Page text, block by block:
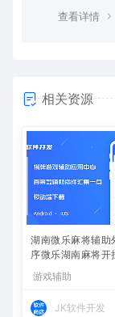
查看详情
相关资源
湖南微乐麻将辅助
序微乐湖南麻将开
游戏辅助
JK软件开发